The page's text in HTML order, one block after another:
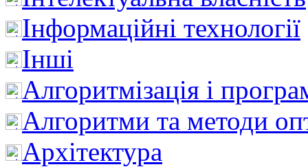
Інформаційні технології
Інші
Алгоритмізація і
Алгоритми та методи
Архітектура